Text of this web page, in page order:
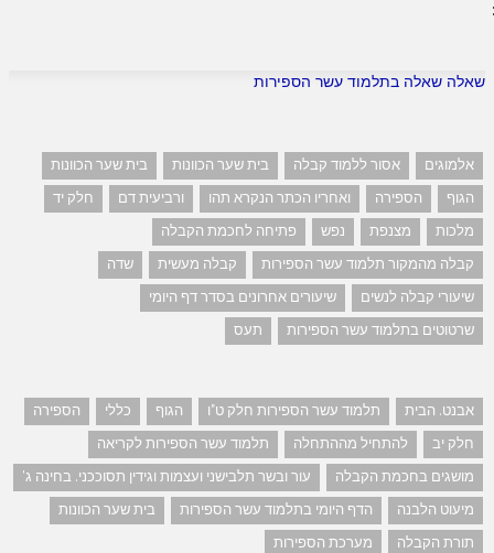
שאלה שאלה בתלמוד עשר הספירות
אלמוגים אסור ללמוד קבלה בית שער הכוונות
בית שער הכוונות
הגוף
הספירה ואחריו הכתר הנקרא תהו ורביעית דם
חלק יד
מלכות
מצנפת נפש
פתיחה לחכמת הקבלה
קבלה מהמקור תלמוד עשר הספירות
קבלה מעשית
שדה
שיעורי קבלה לנשים
שיעורים אחרונים בסדר דף היומי
שרטוטים בתלמוד עשר הספירות
תעס
אבנט. הבית תלמוד עשר הספירות חלק ט"ו הגוף כללי
הספירה
חלק יב
להתחיל מההתחלה
תלמוד עשר הספירות לקריאה
מושגים בחכמת הקבלה
עור ובשר תלבישני ועצמות וגידין תסוככני. בחינה ג'
מיעוט הלבנה
הדף היומי בתלמוד עשר הספירות
בית שער הכוונות
תורת הקבלה
מערכת הספירות